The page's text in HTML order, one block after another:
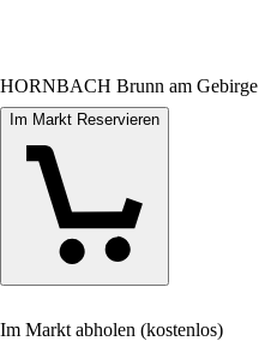
HORNBACH Brunn am Gebirge
Im Markt Reservieren
Im Markt abholen (kostenlos)